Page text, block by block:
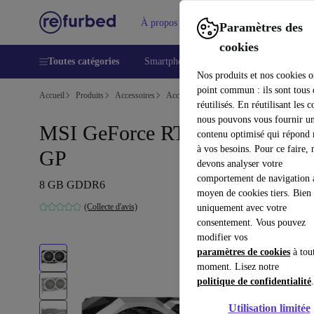
Paramètres des
cookies
Nos produits et nos cookies
point commun : ils sont tous
réutilisés. En réutilisant les
nous pouvons vous fournir
contenu optimisé qui répond
à vos besoins. Pour ce faire,
devons analyser votre
comportement de navigation
moyen de cookies tiers. Bien
uniquement avec votre
consentement. Vous pouvez
modifier vos
paramètres de cookies à
moment. Lisez notre
politique de confidentialité.
Utilisation limitée
À propos Aide
Toutes catégories Smartphones
Accueil Produits Accessoires Accessoires Ordinateur Composants
MSI GeForce RTX 2070 Ventus
GP
8 GB GDDR6
(Collecte d'avis)